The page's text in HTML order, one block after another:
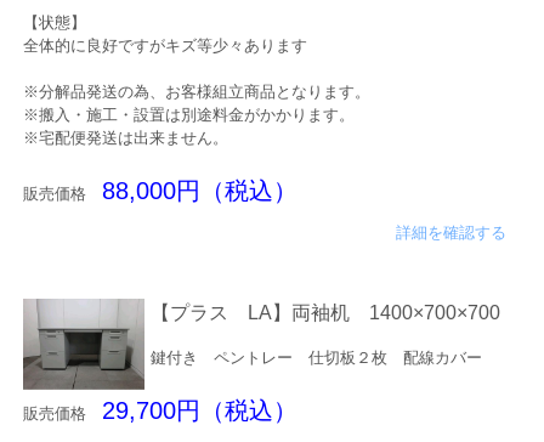
【状態】
全体的に良好ですがキズ等少々あります
※分解品発送の為、お客様組立商品となります。
※搬入・施工・設置は別途料金がかかります。
※宅配便発送は出来ません。
販売価格 88,000円（税込）
詳細を確認する
【プラス LA】両袖机 1400×700×700
鍵付き ペントレー 仕切板２枚 配線カバー
販売価格 29,700円（税込）